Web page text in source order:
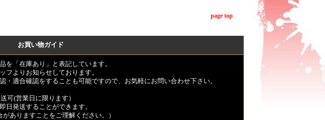
page top
お買い物ガイド
を「在庫あり」と表記しています。
フよりお知らせしております。
・適合確認をすることも可能ですので、お気軽にお問い合わせ下さい。
可(営業日に限ります）
日発送することができます。
ありますことをご理解ください。）